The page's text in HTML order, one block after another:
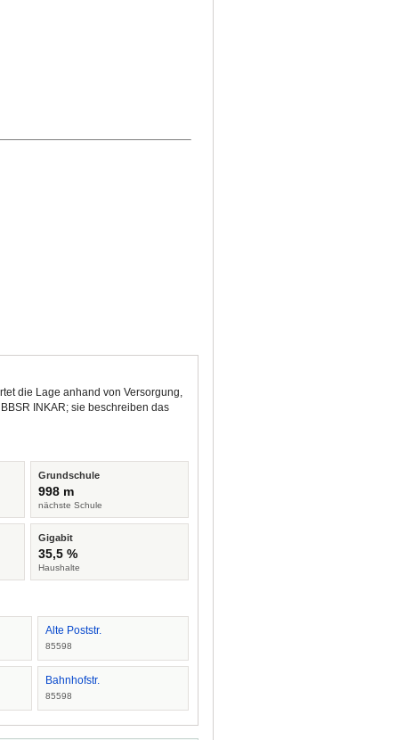
die Lage anhand von Versorgung,
INKAR; sie beschreiben das
Grundschule
998 m
nächste Schule
Gigabit
35,5 %
Haushalte
Alte Poststr.
85598
Bahnhofstr.
85598